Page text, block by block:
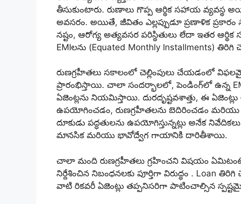
తీసుకుంటారు. రుణాలు గొప్ప ఆర్థిక సహాయ
అవసరం. అయితే, జీవితం ఎల్లప్పుడూ ప్రణాళిక
నష్టం, ఆరోగ్య అత్యవసర పరిస్థితులు లేదా ఇతర
EMIలను (Equated Monthly Installments) తిరిగి
రుణగ్రహీతలు సకాలంలో చెల్లింపులు చేయడంలో
ప్రారంభిస్తాయి. చాలా సందర్భాలలో, పెండింగ్‌లో ఉన్న
ఏజెంట్లను నియమిస్తాయి. దురదృష్టవశాత్తు, ఈ
ఉపయోగించడం, రుణగ్రహీతలను బెదిరించడం
దూకుడు పద్ధతులను ఉపయోగిస్తున్నట్లు అనేక
మానసిక మరియు భావోద్వేగ గాయానికి దారితీశాయి.
చాలా మంది రుణగ్రహీతలు గ్రహించని విషయం
నిర్దేశించిన నిబంధనలకు పూర్తిగా విరుద్ధం . Loan
వాటి రికవరీ ఏజెంట్లు తప్పనిసరిగా పాటించాల్సిన